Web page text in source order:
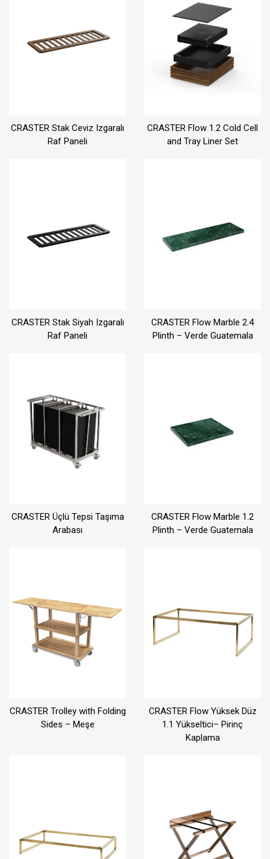
CRASTER Stak Ceviz Izgaralı
Raf Paneli
CRASTER Flow 1.2 Cold Cell
and Tray Liner Set
CRASTER Stak Siyah Izgaralı
Raf Paneli
CRASTER Flow Marble 2.4
Plinth – Verde Guatemala
CRASTER Üçlü Tepsi Taşıma
Arabası
CRASTER Flow Marble 1.2
Plinth – Verde Guatemala
CRASTER Trolley with Folding
Sides – Meşe
CRASTER Flow Yüksek Düz
1.1 Yükseltici– Pirinç
Kaplama